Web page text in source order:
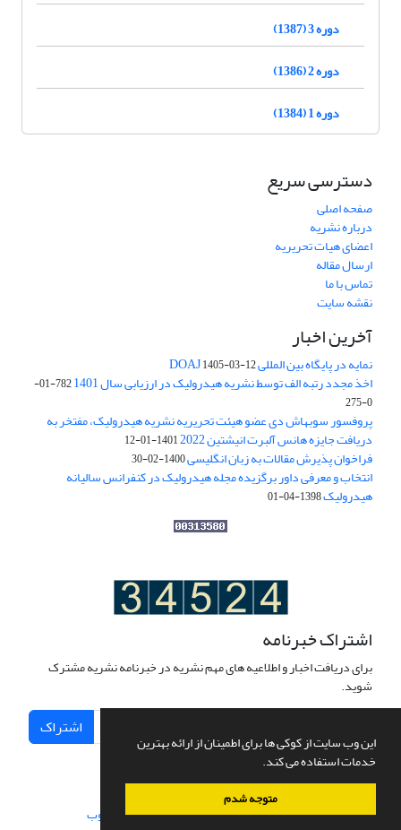
این وب سایت از کوکی ها برای اطمینان از ارائه بهترین
خدمات استفاده می کند.
متوجه شدم
دوره 3 (1387)
دوره 2 (1386)
دوره 1 (1384)
دسترسی سریع
صفحه اصلی
درباره نشریه
اعضای هیات تحریریه
ارسال مقاله
تماس با ما
نقشه سایت
آخرین اخبار
نمایه در پایگاه بین المللی DOAJ1405-03-12
اخذ مجدد رتبه الف توسط نشریه هیدرولیک در ارزیابی سال 1401
782-01-
0-275
پروفسور سوبهاش دی عضو هیئت تحریریه نشریه هیدرولیک، مفتخر به
دریافت جایزه هانس آلبرت انیشتین 2022 1401-01-12
فراخوان پذیرش مقالات به زبان انگلیسی1400-02-30
انتخاب و معرفی داور برگزیده مجله هیدرولیک در کنفرانس سالیانه
هیدرولیک1398-04-01
اشتراک خبرنامه
برای دریافت اخبار و اطلاعیه های مهم نشریه در خبرنامه نشریه مشترک
شوید.
اشتراک
سامانه مدیریت نشریات علمی.طراحی و پیاده سازی از سیناوب